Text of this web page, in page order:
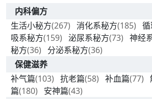
内科偏方
生活小秘方(267) 消化系秘方(185)
吸系秘方(159) 泌尿系秘方(73) 神经
秘方(36) 分泌系秘方(36)
保健滋养
补气篇(103) 抗老篇(58) 补血篇(77)
篇(180) 安神篇(43)